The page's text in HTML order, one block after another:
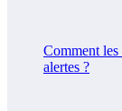
Comment les
alertes ?